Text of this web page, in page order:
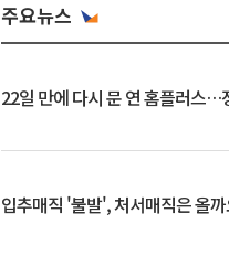
주요뉴스
22일 만에 다시 문 연 홈플러스…
입추매직 '불발', 처서매직은 올